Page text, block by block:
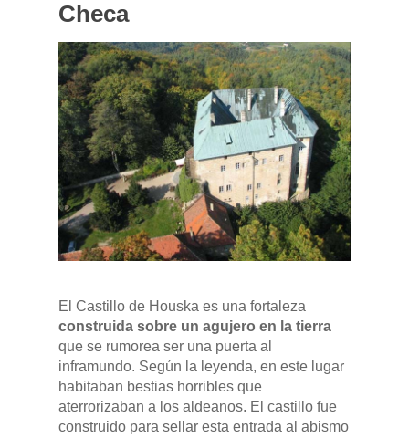
Checa
El Castillo de Houska es una fortaleza
construida sobre un agujero en la tierra
que se rumorea ser una puerta al
inframundo. Según la leyenda, en este lugar
habitaban bestias horribles que
aterrorizaban a los aldeanos. El castillo fue
construido para sellar esta entrada al abismo